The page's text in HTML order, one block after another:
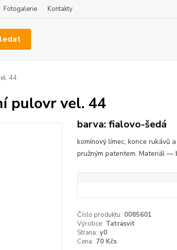
Fotogalerie Kontakty
44
pulovr vel. 44
barva: fialovo-šedá
komínový límec, konce rukávů
pružným patentem. Materiál —
Číslo produktu: 0085601
Výrobce: Tatrasvit
Strana: y0
Cena: 70 Kčs